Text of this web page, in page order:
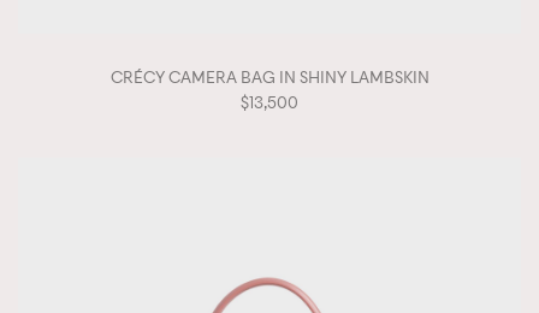
CRÉCY CAMERA BAG IN SHINY LAMBSKIN
$13,500